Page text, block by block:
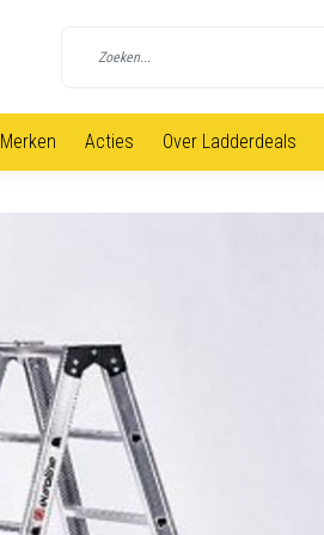
Merken Acties Over Ladderdeals